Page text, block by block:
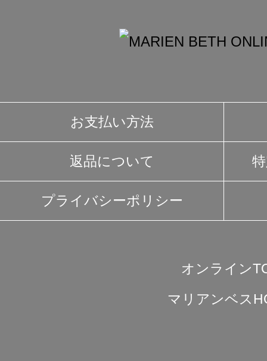
お支払い方法
返品について
プライバシーポリシー
オンライン
マリアンベス